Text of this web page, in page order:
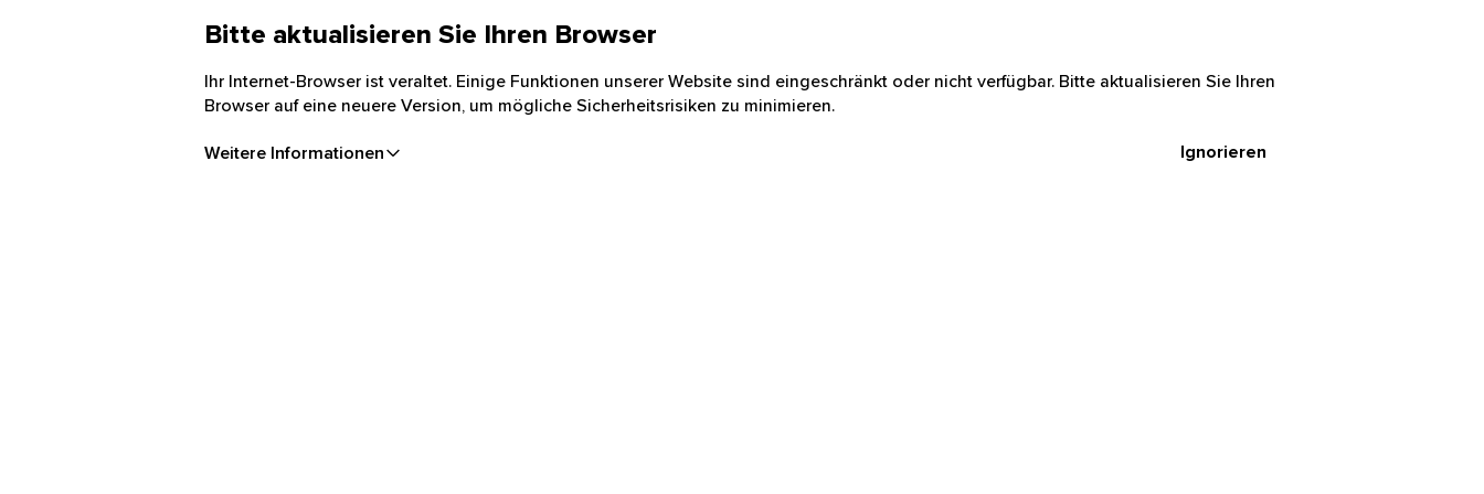
Bitte aktualisieren Sie Ihren Browser
Ihr Internet-Browser ist veraltet. Einige Funktionen unserer Website sind eingeschränkt oder nicht verfügbar. Bitte aktualisieren Sie Ihren
Browser auf eine neuere Version, um mögliche Sicherheitsrisiken zu minimieren.
Weitere Informationen Ignorieren